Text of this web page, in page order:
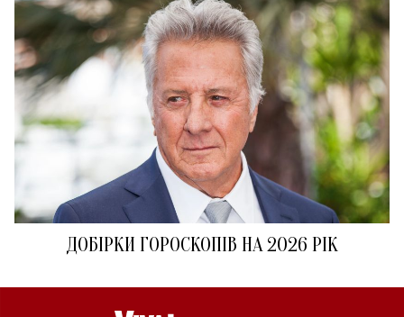
ДОБІРКИ ГОРОСКОПІВ НА 2026 РІК